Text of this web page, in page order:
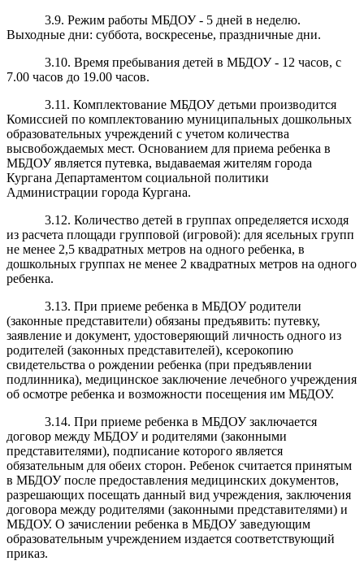
3.9. Режим работы МБДОУ - 5 дней в неделю.
Выходные дни: суббота, воскресенье, праздничные дни.
3.10. Время пребывания детей в МБДОУ - 12 часов, с
7.00 часов до 19.00 часов.
3.11. Комплектование МБДОУ детьми производится
Комиссией по комплектованию муниципальных дошкольных
образовательных учреждений с учетом количества
высвобождаемых мест. Основанием для приема ребенка в
МБДОУ является путевка, выдаваемая жителям города
Кургана Департаментом социальной политики
Администрации города Кургана.
3.12. Количество детей в группах определяется исходя
из расчета площади групповой (игровой): для ясельных групп
не менее 2,5 квадратных метров на одного ребенка, в
дошкольных группах не менее 2 квадратных метров на одного
ребенка.
3.13. При приеме ребенка в МБДОУ родители
(законные представители) обязаны предъявить: путевку,
заявление и документ, удостоверяющий личность одного из
родителей (законных представителей), ксерокопию
свидетельства о рождении ребенка (при предъявлении
подлинника), медицинское заключение лечебного учреждения
об осмотре ребенка и возможности посещения им МБДОУ.
3.14. При приеме ребенка в МБДОУ заключается
договор между МБДОУ и родителями (законными
представителями), подписание которого является
обязательным для обеих сторон. Ребенок считается принятым
в МБДОУ после предоставления медицинских документов,
разрешающих посещать данный вид учреждения, заключения
договора между родителями (законными представителями) и
МБДОУ. О зачислении ребенка в МБДОУ заведующим
образовательным учреждением издается соответствующий
приказ.